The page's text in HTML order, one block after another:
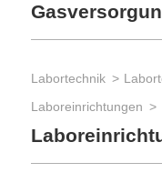
Labortechnik
Laboreinrichtungen